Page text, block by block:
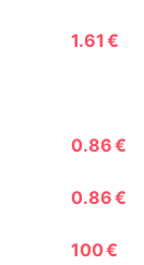
1.61 €
0.86 €
0.86 €
100 €